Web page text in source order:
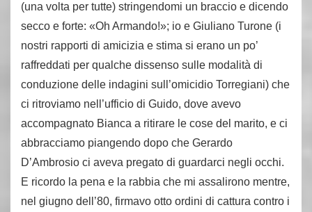
(una volta per tutte) stringendomi un braccio e dicendo
secco e forte: «Oh Armando!»; io e Giuliano Turone (i
nostri rapporti di amicizia e stima si erano un po’
raffreddati per qualche dissenso sulle modalità di
conduzione delle indagini sull’omicidio Torregiani) che
ci ritroviamo nell’ufficio di Guido, dove avevo
accompagnato Bianca a ritirare le cose del marito, e ci
abbracciamo piangendo dopo che Gerardo
D’Ambrosio ci aveva pregato di guardarci negli occhi.
E ricordo la pena e la rabbia che mi assalirono mentre,
nel giugno dell’80, firmavo otto ordini di cattura contro i